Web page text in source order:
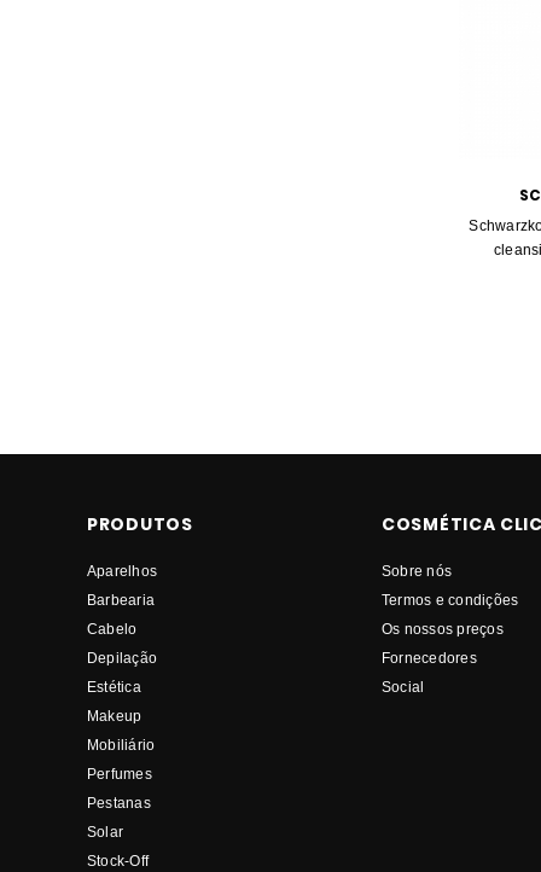
PRODUTOS
Aparelhos
Barbearia
Cabelo
Depilação
Estética
Makeup
Mobiliário
Perfumes
Pestanas
Solar
Stock-Off
COSMÉTICA
Sobre nós
Termos e condições
Os nossos preços
Fornecedores
Social